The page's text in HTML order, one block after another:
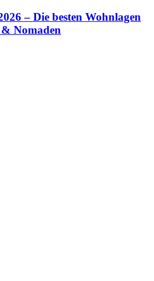
– Die besten Wohnlagen
Nomaden